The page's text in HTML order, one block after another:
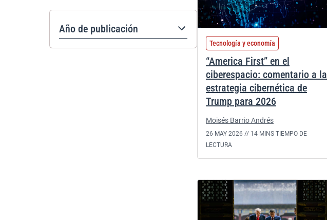
Año de publicación
Tecnología y economía
“America First” en el
ciberespacio: comentario a la
estrategia cibernética de
Trump para 2026
Moisés Barrio Andrés
26 MAY 2026 // 14 MINS TIEMPO DE
LECTURA